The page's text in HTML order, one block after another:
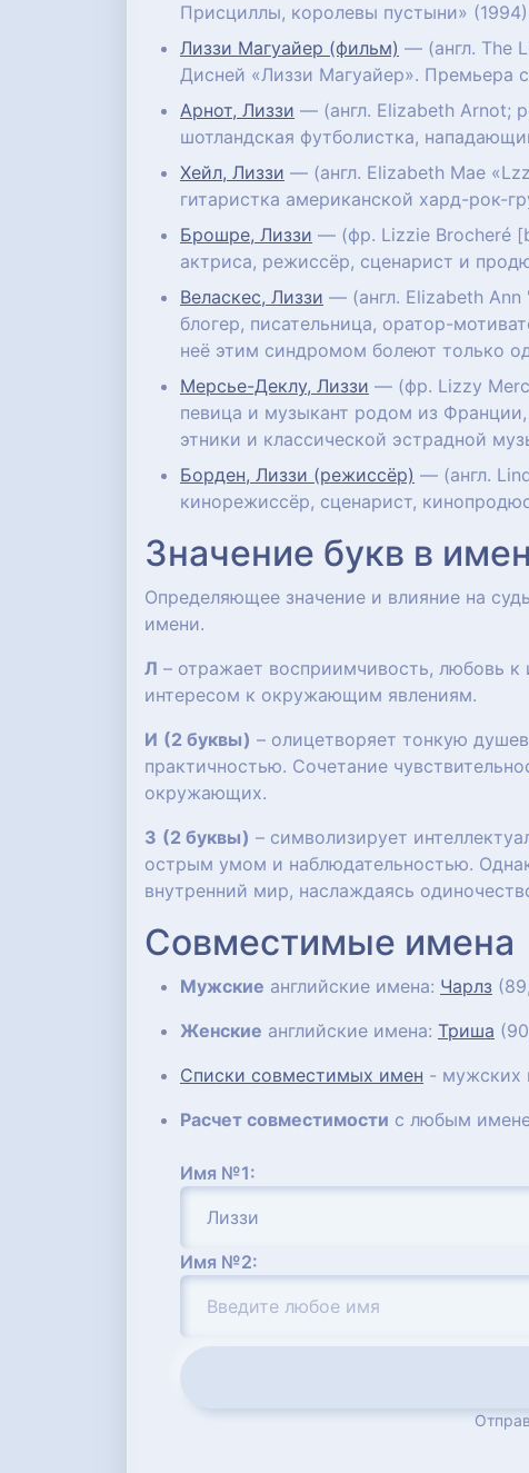
Присциллы, королевы пустыни»
Лиззи Магуайер (фильм) — (англ. The
Дисней «Лиззи Магуайер». Премьера
Арнот, Лиззи — (англ. Elizabeth Arnot;
шотландская футболистка,
Хейл, Лиззи — (англ. Elizabeth Mae
гитаристка американской хард-рок-
Брошре, Лиззи — (фр. Lizzie Brocheré
актриса, режиссёр, сценарист и
Веласкес, Лиззи — (англ. Elizabeth Ann
блогер, писательница, оратор-
неё этим синдромом болеют только
Мерсье-Деклу, Лиззи — (фр. Lizzy
певица и музыкант родом из
этники и классической эстрадной
Борден, Лиззи (режиссёр) — (англ.
кинорежиссёр, сценарист,
Значение букв в
Определяющее значение и влияние на
имени.
Л – отражает восприимчивость, любовь
интересом к окружающим явлениям.
И (2 буквы) – олицетворяет тонкую
практичностью. Сочетание
окружающих.
З (2 буквы) – символизирует
острым умом и наблюдательностью.
внутренний мир, наслаждаясь
Совместимые имена
Мужские английские имена: Чарлз
Женские английские имена: Триша
Списки совместимых имен - мужских
Расчет совместимости с любым
Имя №1:
Имя №2: